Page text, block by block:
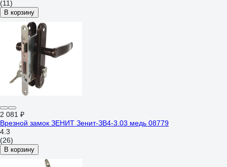
(11)
В корзину
2 081 ₽
Врезной замок ЗЕНИТ Зенит-ЗВ4-3.03 медь 08779
4.3
(26)
В корзину